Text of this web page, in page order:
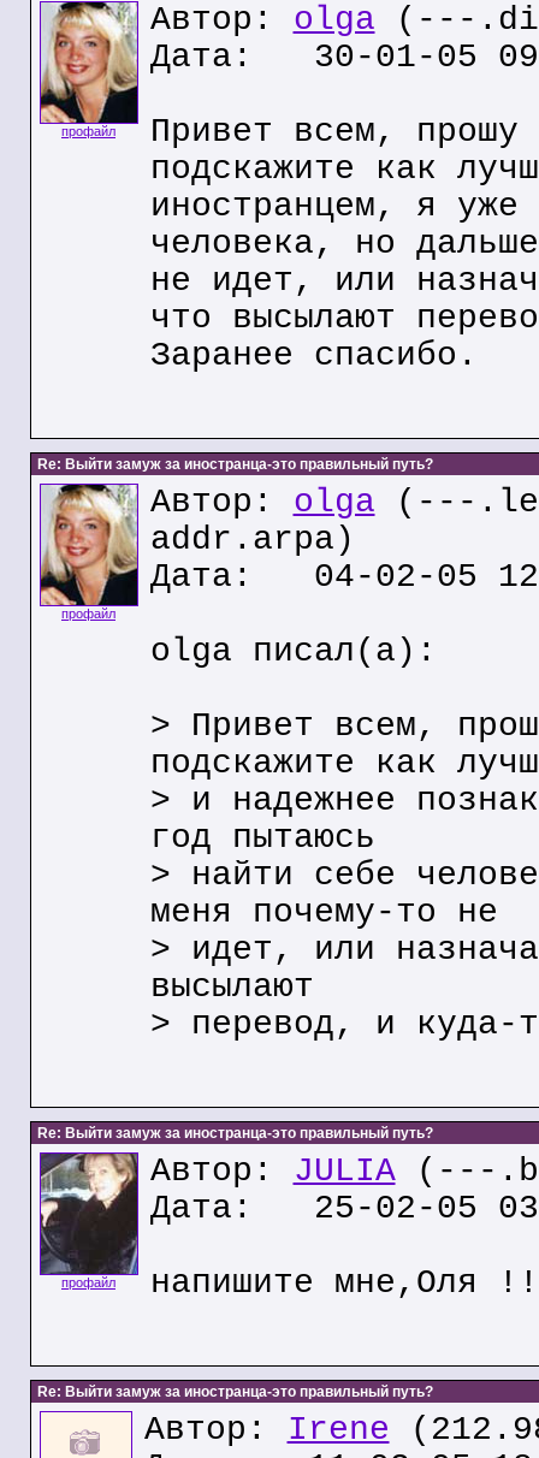
профайл
Автор: olga (---
Дата: 30-01-05
Привет всем,
подскажите как
иностранцем, я уже
человека, но
не идет, или
что высылают
Заранее спасибо.
Re: Выйти замуж за иностранца-это правильный путь?
профайл
Автор: olga (---
addr.arpa)
Дата: 04-02-05
olga писал(а):
> Привет всем,
подскажите как
> и надежнее
год пытаюсь
> найти себе
меня почему-то не
> идет, или
высылают
> перевод, и куда-
Re: Выйти замуж за иностранца-это правильный путь?
профайл
Автор: JULIA(---
Дата: 25-02-05
напишите мне,Oля
Re: Выйти замуж за иностранца-это правильный путь?
Автор: Irene